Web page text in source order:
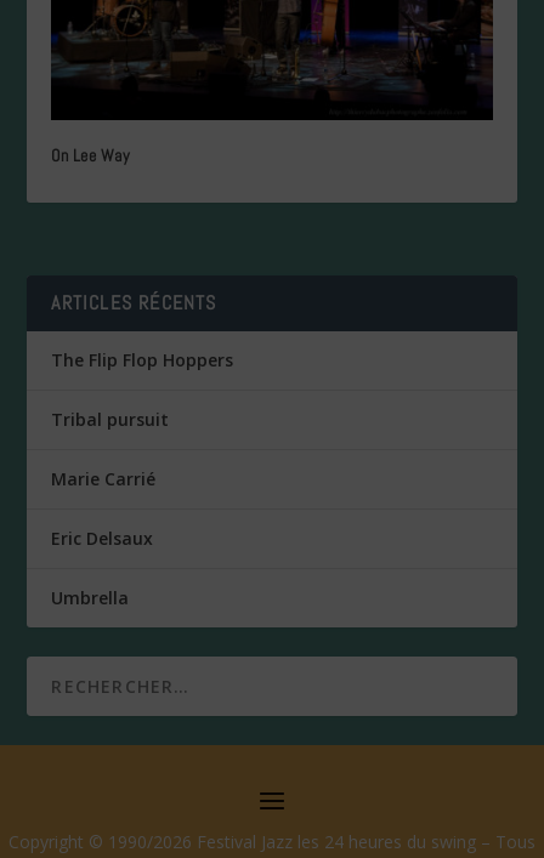
On Lee Way
ARTICLES RÉCENTS
The Flip Flop Hoppers
Tribal pursuit
Marie Carrié
Eric Delsaux
Umbrella
Copyright © 1990/2026 Festival Jazz les 24 heures du swing – Tous